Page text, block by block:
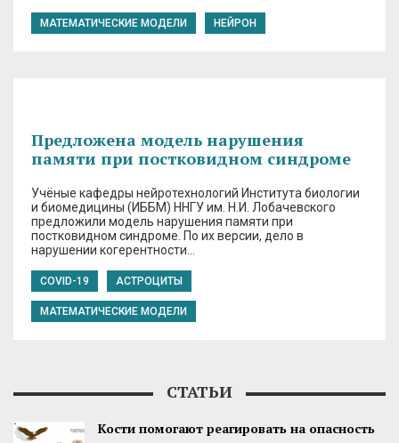
МАТЕМАТИЧЕСКИЕ МОДЕЛИ НЕЙРОН
Предложена модель нарушения
памяти при постковидном синдроме
Учёные кафедры нейротехнологий Института биологии
и биомедицины (ИББМ) ННГУ им. Н.И. Лобачевского
предложили модель нарушения памяти при
постковидном синдроме. По их версии, дело в
нарушении когерентности…
COVID-19 АСТРОЦИТЫ
МАТЕМАТИЧЕСКИЕ МОДЕЛИ
СТАТЬИ
Кости помогают реагировать на опасность